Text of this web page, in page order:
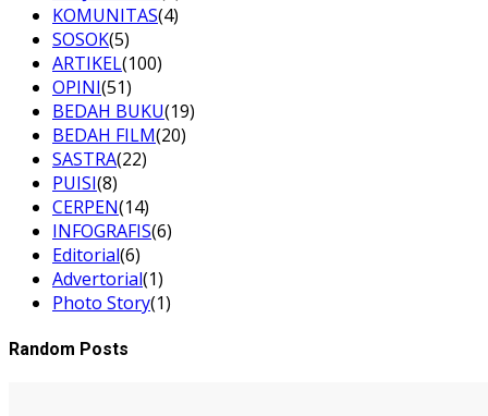
KOMUNITAS(4)
SOSOK(5)
ARTIKEL(100)
OPINI(51)
BEDAH BUKU(19)
BEDAH FILM(20)
SASTRA(22)
PUISI(8)
CERPEN(14)
INFOGRAFIS(6)
Editorial(6)
Advertorial(1)
Photo Story(1)
Random Posts